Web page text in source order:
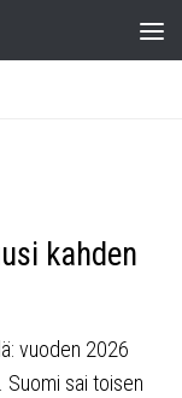
kahden
vuoden 2026
Suomi sai toisen